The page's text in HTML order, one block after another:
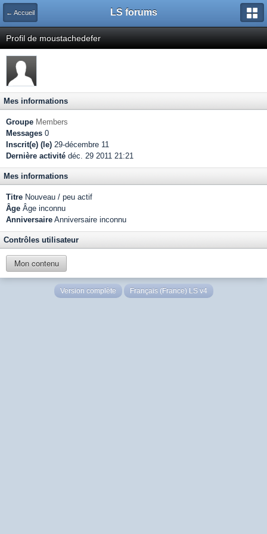
← Accueil LS forums
Profil de moustachedefer
Mes informations
Groupe Members
Messages 0
Inscrit(e) (le) 29-décembre 11
Dernière activité déc. 29 2011 21:21
Mes informations
Titre Nouveau / peu actif
Âge Âge inconnu
Anniversaire Anniversaire inconnu
Contrôles utilisateur
Mon contenu
Version complète Français (France) LS v4